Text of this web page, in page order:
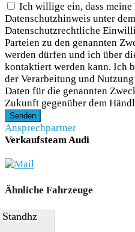
Ich willige ein, dass meine
Datenschutzhinweis unter
Datenschutzrechtliche
Parteien zu den genannten
werden dürfen und ich über
kontaktiert werden kann. Ich
der Verarbeitung und
Daten für die genannten
Zukunft gegenüber dem
Senden
Ansprechpartner
Verkaufsteam Audi
Ähnliche Fahrzeuge